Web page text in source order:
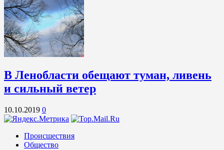
В Ленобласти обещают туман, ливень
и сильный ветер
10.10.2019 0
Происшествия
Общество